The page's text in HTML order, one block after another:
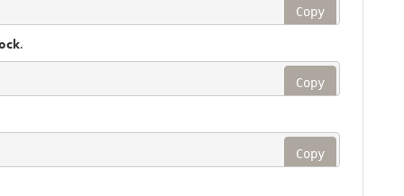
Copy
.
Copy
Copy